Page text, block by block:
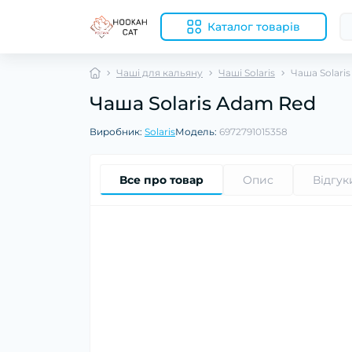
Каталог товарів
Чаші для кальяну Чаші Solaris Чаша
Чаша Solaris Adam Red
Виробник: SolarisМодель: 6972791015358
Все про товар Опис